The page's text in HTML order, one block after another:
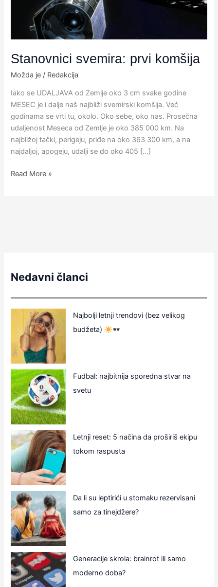
Stanovnici svemira: prvi komšija
Možda je / Redakcija
Iako se UDALJAVA od Zemlje oko 3 cm svake godine
MESEC je i dalje naš najbliži svemirski komšija. Već
godinama se vrti tu, okolo. Oko sebe, oko nas. Prosečna
udaljenost Meseca od Zemlje je oko 385 000 km. Na
najbližoj tački, perigeju, priđe na oko 363 300 km, a na
najdaljoj, apogeju, udalji se do oko 405 […]
Read More »
Nedavni članci
Najbolji letnji trendovi (bez velikog
budžeta)
Fudbal: najbitnija sporedna stvar na
svetu
Letnji reset: 5 načina da proširiš ekipu
tokom raspusta
Da li su leptirići u stomaku rezervisani
samo za tinejdžere?
Generacije skrola: brainrot ili samo
moderno doba?